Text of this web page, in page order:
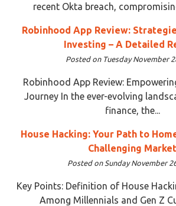
recent Okta breach,
Robinhood App Review:
Investing – A Detailed
Posted on Tuesday November
Robinhood App Review:
Journey In the ever-evolving
finance, the...
House Hacking: Your Path to
Challenging Market
Posted on Sunday November
Key Points: Definition of House
Among Millennials and Gen Z